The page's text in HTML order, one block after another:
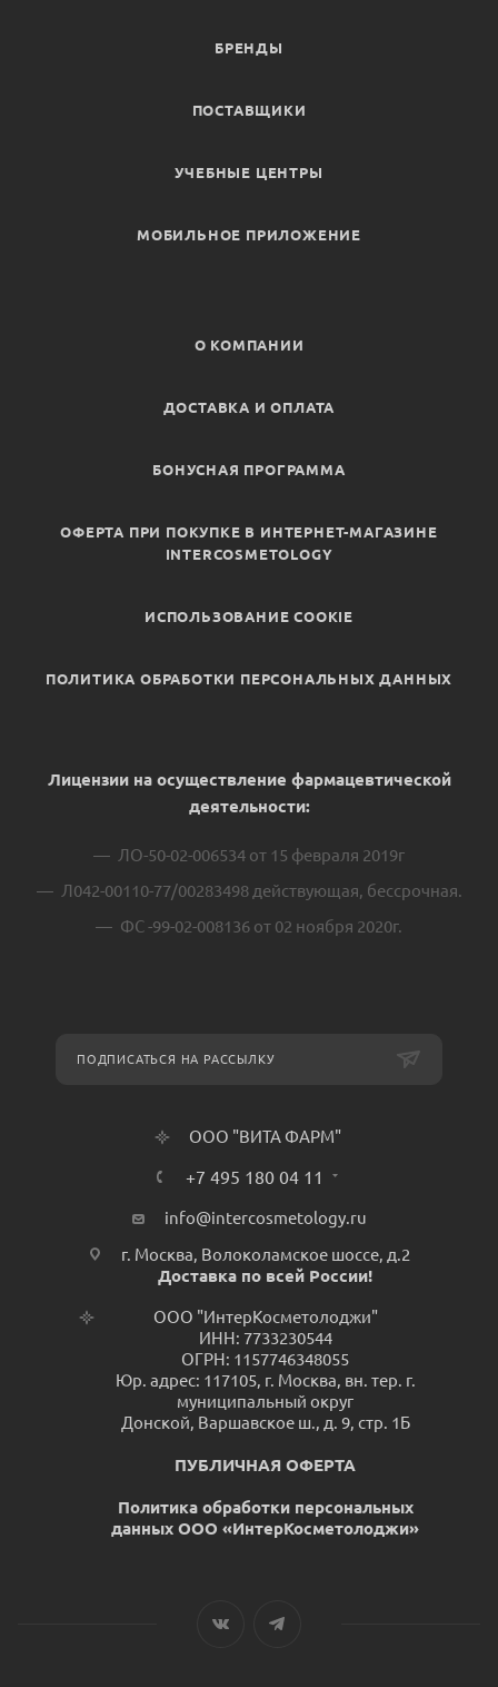
БРЕНДЫ
ПОСТАВЩИКИ
УЧЕБНЫЕ ЦЕНТРЫ
МОБИЛЬНОЕ ПРИЛОЖЕНИЕ
О КОМПАНИИ
ДОСТАВКА И ОПЛАТА
БОНУСНАЯ ПРОГРАММА
ОФЕРТА ПРИ ПОКУПКЕ В ИНТЕРНЕТ-МАГАЗИНЕ
INTERCOSMETOLOGY
ИСПОЛЬЗОВАНИЕ COOKIE
ПОЛИТИКА ОБРАБОТКИ ПЕРСОНАЛЬНЫХ ДАННЫХ
Лицензии на осуществление фармацевтической
деятельности:
ЛО-50-02-006534 от 15 февраля 2019г
Л042-00110-77/00283498 действующая, бессрочная.
ФС -99-02-008136 от 02 ноября 2020г.
ПОДПИСАТЬСЯ НА РАССЫЛКУ
ООО "ВИТА ФАРМ"
+7 495 180 04 11
info@intercosmetology.ru
г. Москва, Волоколамское шоссе, д.2
Доставка по всей России!
ООО "ИнтерКосметолоджи"
ИНН: 7733230544
ОГРН: 1157746348055
Юр. адрес: 117105, г. Москва, вн. тер. г.
муниципальный округ
Донской, Варшавское ш., д. 9, стр. 1Б
ПУБЛИЧНАЯ ОФЕРТА
Политика обработки персональных
данных ООО «ИнтерКосметолоджи»